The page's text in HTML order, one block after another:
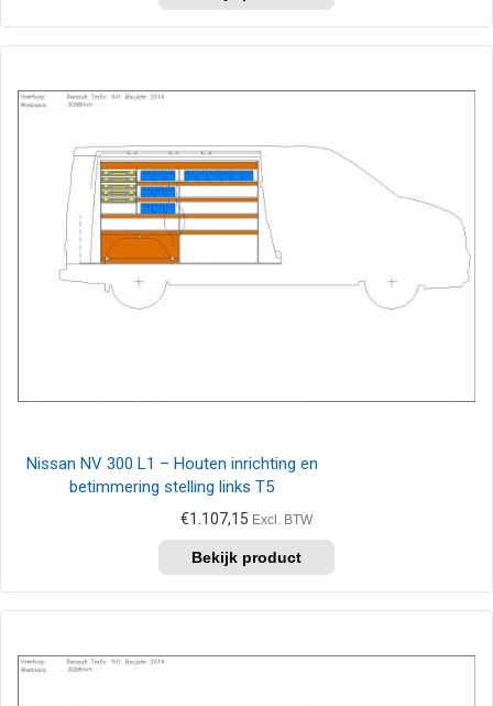
Nissan NV 300 L1 – Houten inrichting en
betimmering stelling links T5
€1.107,15 Excl. BTW